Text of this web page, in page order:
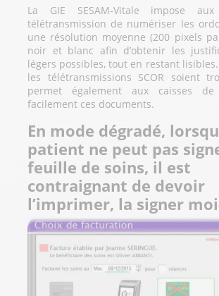
La GIE SESAM-Vitale impose
télétransmission de numériser les
une résolution moyenne (200 pixels
noir et blanc afin d’obtenir les
légers possibles, tout en restant
les télétransmissions SCOR soient
permet également aux caisses
facilement ces documents.
En mode dégradé,
patient ne peut pas
feuille de soins, il est
contraignant de devoir
l’imprimer, la signer